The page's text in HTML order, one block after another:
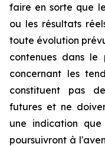
faire en sorte que
ou les résultats
toute évolution
contenues dans le
concernant les
constituent pas
futures et ne
une indication
poursuivront à